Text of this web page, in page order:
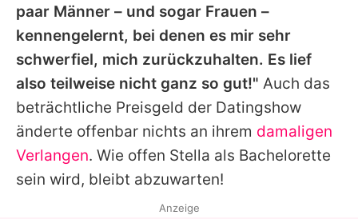
paar Männer – und sogar Frauen –
kennengelernt, bei denen es mir sehr
schwerfiel, mich zurückzuhalten. Es lief
also teilweise nicht ganz so gut!" Auch das
beträchtliche Preisgeld der Datingshow
änderte offenbar nichts an ihrem damaligen
Verlangen. Wie offen Stella als Bachelorette
sein wird, bleibt abzuwarten!
Anzeige